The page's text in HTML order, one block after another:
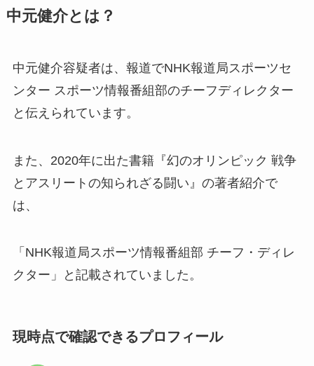
中元健介とは？
中元健介容疑者は、報道でNHK報道局スポーツセ
ンター スポーツ情報番組部のチーフディレクター
と伝えられています。
また、2020年に出た書籍『幻のオリンピック 戦争
とアスリートの知られざる闘い』の著者紹介で
は、
「NHK報道局スポーツ情報番組部 チーフ・ディレ
クター」と記載されていました。
現時点で確認できるプロフィール